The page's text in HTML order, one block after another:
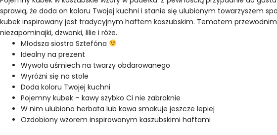
sprawią, że doda on koloru Twojej kuchni i stanie się ulubionym towarzyszem
kubek inspirowany jest tradycyjnym haftem kaszubskim. Tematem
niezapominajki, dzwonki, lilie i róże.
Młodsza siostra Sztefóna
Idealny na prezent
Wywoła uśmiech na twarzy obdarowanego
Wyróżni się na stole
Doda koloru Twojej kuchni
Pojemny kubek – kawy szybko Ci nie zabraknie
W nim ulubiona herbata lub kawa smakuje jeszcze lepiej
Ozdobiony wzorem inspirowanym kaszubskimi haftami